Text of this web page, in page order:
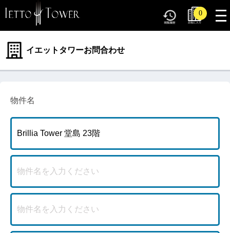
0
イエットタワーお問合わせ
物件名